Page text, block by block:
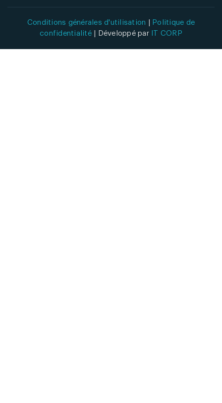
Conditions générales d'utilisation
Politique de
confidentialité
| Développé par IT CORP